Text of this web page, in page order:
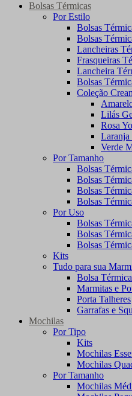
Bolsas Térmicas
Por Estilo
Bolsas
Bolsas
Lancheiras
Frasqueiras
Lancheira
Bolsas
Coleção
Lilás
Rosa
Laranja
Verde
Por Tamanho
Bolsas
Bolsas
Bolsas
Bolsas
Por Uso
Bolsas
Bolsas
Bolsas
Kits
Tudo para sua
Bolsa
Marmitas e
Porta Talheres
Garrafas e
Mochilas
Por Tipo
Kits
Mochilas
Mochilas
Por Tamanho
Mochilas